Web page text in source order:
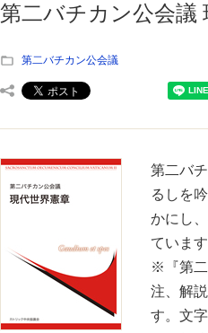
第二バチカン公会議
第二バチカン公会議
第二バ
るしを
かにし
ています
※『第二
注、解
す。文